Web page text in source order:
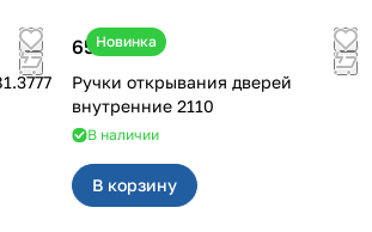
Новинка
650 ₽
Ручки открывания дверей
внутренние 2110
В наличии
В корзину